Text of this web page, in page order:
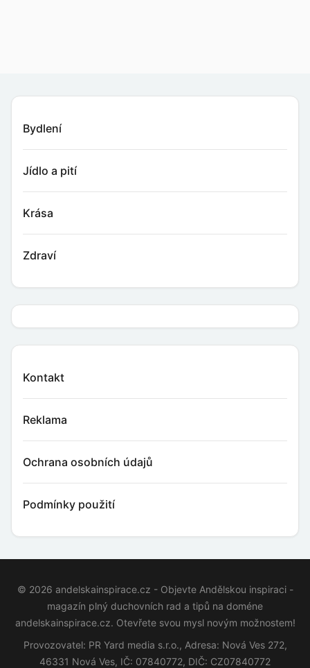
Bydlení
Jídlo a pití
Krása
Zdraví
Kontakt
Reklama
Ochrana osobních údajů
Podmínky použití
© 2026 andelskainspirace.cz - Objevte Andělskou inspiraci -
magazín plný duchovních rad a tipů na doméne
andelskainspirace.cz. Otevřete svou mysl novým možnostem!
Provozovatel: PR Yard media s.r.o., Adresa: Nová Ves 272,
46331 Nová Ves, IČ: 07840772, DIČ: CZ07840772